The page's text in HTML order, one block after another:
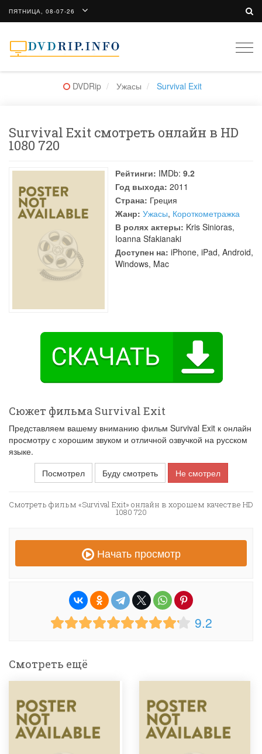
ПЯТНИЦА, 08-07-26
DVDRip Ужасы Survival Exit
Survival Exit смотреть онлайн в HD
1080 720
Рейтинги: IMDb: 9.2
Год выхода: 2011
Страна: Греция
Жанр: Ужасы, Короткометражка
В ролях актеры: Kris Sinioras,
Ioanna Sfakianaki
Доступен на: iPhone, iPad, Android,
Windows, Mac
Сюжет фильма Survival Exit
Представляем вашему вниманию фильм Survival Exit к онлайн
просмотру с хорошим звуком и отличной озвучкой на русском
языке.
Посмотрел
Буду смотреть Не смотрел
Смотреть фильм «Survival Exit» онлайн в хорошем качестве HD
1080 720
Начать просмотр
9.2
Смотреть ещё